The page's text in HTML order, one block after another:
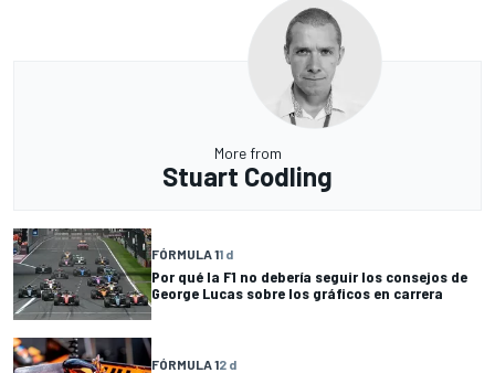
More from
Stuart Codling
FÓRMULA 11 d
Por qué la F1 no debería seguir los consejos de
George Lucas sobre los gráficos en carrera
FÓRMULA 12 d